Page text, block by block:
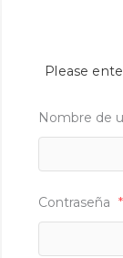
Please
Nombre de
Contraseña *